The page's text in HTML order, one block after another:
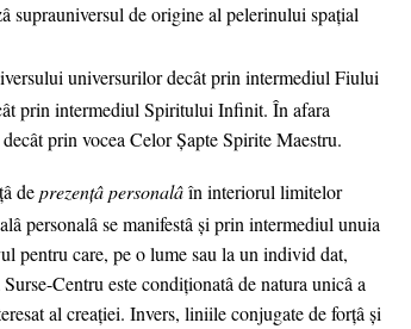
suprauniversul de origine al pelerinului spaţial
universurilor decât prin intermediul Fiului
prin intermediul Spiritului Infinit. În afara
decât prin vocea Celor Şapte Spirite Maestru.
deprezenţâ personalâîn interiorul limitelor
personalâ se manifestâ şi prin intermediul unuia
pentru care, pe o lume sau la un individ dat,
Centru este condiţionatâ de natura unicâ a
al creaţiei. Invers, liniile conjugate de forţâ şi